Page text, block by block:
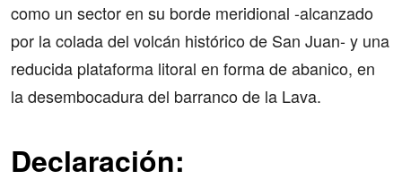
como un sector en su borde meridional -alcanzado
por la colada del volcán histórico de San Juan- y una
reducida plataforma litoral en forma de abanico, en
la desembocadura del barranco de la Lava.
Declaración: